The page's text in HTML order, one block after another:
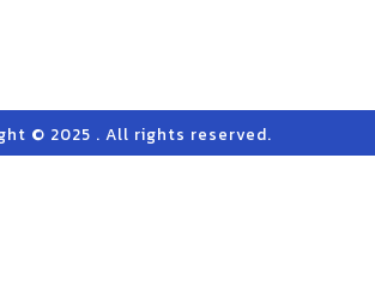
© 2025 . All rights reserved.